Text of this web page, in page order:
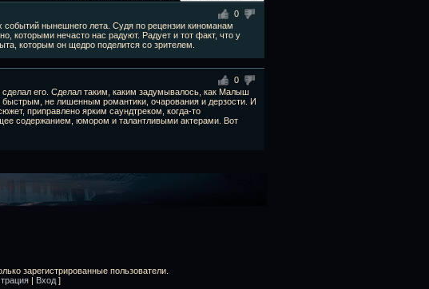
0
событий нынешнего лета. Судя по рецензии киноманам
которыми нечасто нас радуют. Радует и тот факт, что у
которым он щедро поделится со зрителем.
0
сделал его. Сделал таким, каким задумывалось, как Малыш
не лишенным романтики, очарования и дерзости. И
приправлено ярким саундтреком, когда-то
содержанием, юмором и талантливыми актерами. Вот
зарегистрированные пользователи.
| Вход ]